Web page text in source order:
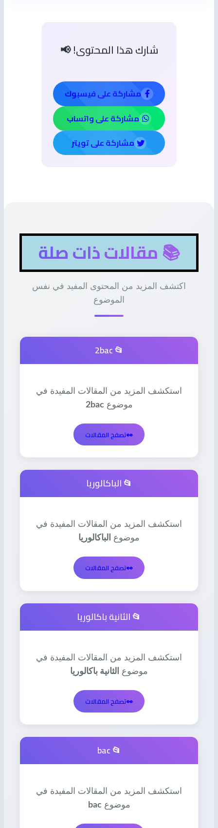
شارك هذا المحتوى! 📢
مشاركة على فيسبوك
مشاركة على واتساب
مشاركة على تويتر
📚 مقالات ذات صلة
اكتشف المزيد من المحتوى المفيد في نفس
الموضوع
📂 2bac
استكشف المزيد من المقالات المفيدة في
موضوع2bac
👀تصفح المقالات
📂 الباكالوريا
استكشف المزيد من المقالات المفيدة في
موضوع
الباكالوريا
👀تصفح المقالات
📂 الثانية باكالوريا
استكشف المزيد من المقالات المفيدة في
موضوع
الثانية باكالوريا
👀تصفح المقالات
📂 bac
استكشف المزيد من المقالات المفيدة في
موضوعbac